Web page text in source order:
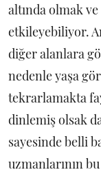
altında olmak ve
etkileyebiliyor.
diğer alanlara
nedenle yaşa
tekrarlamakta
dinlemiş olsak
sayesinde belli
uzmanlarının